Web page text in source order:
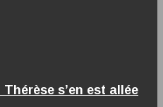
s’en est allée